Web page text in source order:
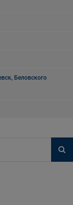
Беловского